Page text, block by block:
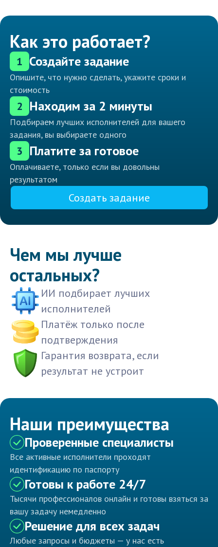
Как это работает?
1 Создайте задание
Опишите, что нужно сделать, укажите сроки и
стоимость
2 Находим за 2 минуты
Подбираем лучших исполнителей для вашего
задания, вы выбираете одного
3 Платите за готовое
Оплачиваете, только если вы довольны
результатом
Создать задание
Чем мы лучше
остальных?
ИИ подбирает лучших
исполнителей
Платёж только после
подтверждения
Гарантия возврата, если
результат не устроит
Наши преимущества
Проверенные специалисты
Все активные исполнители проходят
идентификацию по паспорту
Готовы к работе 24/7
Тысячи профессионалов онлайн и готовы взяться за
вашу задачу немедленно
Решение для всех задач
Любые запросы и бюджеты — у нас есть